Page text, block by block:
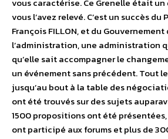
vous caractérise. Ce Grenelle était
vous l’avez relevé. C’est un succès
François FILLON, et du
l’administration, une administration
qu’elle sait accompagner le
un événement sans précédent. Tout
jusqu’au bout à la table des
ont été trouvés sur des sujets
1500 propositions ont été
ont participé aux forums et plus de